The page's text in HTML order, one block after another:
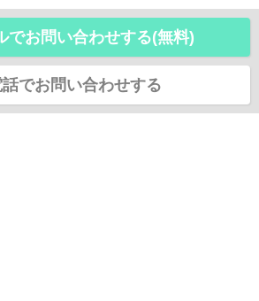
でお問い合わせする(無料)
話でお問い合わせする